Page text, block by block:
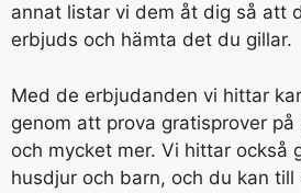
annat listar vi dem åt dig så att
erbjuds och hämta det du gillar.
Med de erbjudanden vi hittar
genom att prova gratisprover
och mycket mer. Vi hittar också
husdjur och barn, och du kan till